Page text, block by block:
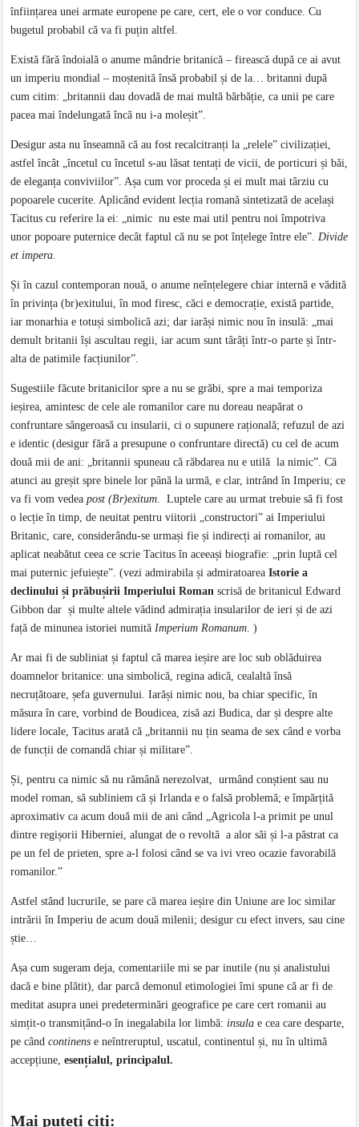
înființarea unei armate europene pe care, cert, ele o vor conduce. Cu
bugetul probabil că va fi puțin altfel.
Există fără îndoială o anume mândrie britanică – firească după ce ai avut
un imperiu mondial – moștenită însă probabil și de la… britanni după
cum citim: „britannii dau dovadă de mai multă bărbăție, ca unii pe care
pacea mai îndelungată încă nu i-a moleșit”.
Desigur asta nu înseamnă că au fost recalcitranți la „relele” civilizației,
astfel încât „încetul cu încetul s-au lăsat tentați de vicii, de porticuri și băi,
de eleganța conviviilor”. Așa cum vor proceda și ei mult mai târziu cu
popoarele cucerite. Aplicând evident lecția romană sintetizată de același
Tacitus cu referire la ei: „nimic nu este mai util pentru noi împotriva
unor popoare puternice decât faptul că nu se pot înțelege între ele”.Divide
et impera.
Și în cazul contemporan nouă, o anume neînțelegere chiar internă e vădită
în privința (br)exitului, în mod firesc, căci e democrație, există partide,
iar monarhia e totuși simbolică azi; dar iarăși nimic nou în insulă: „mai
demult britanii își ascultau regii, iar acum sunt târâți într-o parte și într-
alta de patimile facțiunilor”.
Sugestiile făcute britanicilor spre a nu se grăbi, spre a mai temporiza
ieșirea, amintesc de cele ale romanilor care nu doreau neapărat o
confruntare sângeroasă cu insularii, ci o supunere rațională; refuzul de azi
e identic (desigur fără a presupune o confruntare directă) cu cel de acum
două mii de ani: „britannii spuneau că răbdarea nu e utilă la nimic”. Că
atunci au greșit spre binele lor până la urmă, e clar, intrând în Imperiu; ce
va fi vom vedeapost (Br)exitum.
Luptele care au urmat trebuie să fi fost
o lecție în timp, de neuitat pentru viitorii „constructori” ai Imperiului
Britanic, care, considerându-se urmași fie și indirecți ai romanilor, au
aplicat neabătut ceea ce scrie Tacitus în aceeași biografie: „prin luptă cel
mai puternic jefuiește”. (vezi admirabila și admiratoareaIstorie a
declinului și prăbușirii Imperiului Romanscrisă de britanicul Edward
Gibbon dar și multe altele vădind admirația insularilor de ieri și de azi
față de minunea istoriei numităImperium Romanum. )
Ar mai fi de subliniat și faptul că marea ieșire are loc sub oblăduirea
doamnelor britanice: una simbolică, regina adică, cealaltă însă
necruțătoare, șefa guvernului. Iarăși nimic nou, ba chiar specific, în
măsura în care, vorbind de Boudicea, zisă azi Budica, dar și despre alte
lidere locale, Tacitus arată că „britannii nu țin seama de sex când e vorba
de funcții de comandă chiar și militare”.
Și, pentru ca nimic să nu rămână nerezolvat, urmând conștient sau nu
model roman, să subliniem că și Irlanda e o falsă problemă; e împărțită
aproximativ ca acum două mii de ani când „Agricola l-a primit pe unul
dintre regișorii Hiberniei, alungat de o revoltă a alor săi și l-a păstrat ca
pe un fel de prieten, spre a-l folosi când se va ivi vreo ocazie favorabilă
romanilor.”
Astfel stând lucrurile, se pare că marea ieșire din Uniune are loc similar
intrării în Imperiu de acum două milenii; desigur cu efect invers, sau cine
știe…
Așa cum sugeram deja, comentariile mi se par inutile (nu și analistului
dacă e bine plătit), dar parcă demonul etimologiei îmi spune că ar fi de
meditat asupra unei predeterminări geografice pe care cert romanii au
simțit-o transmițând-o în inegalabila lor limbă:insulae cea care desparte,
pe cândcontinense neîntreruptul, uscatul, continentul și, nu în ultimă
accepțiune,esențialul, principalul.
Mai puteţi citi: